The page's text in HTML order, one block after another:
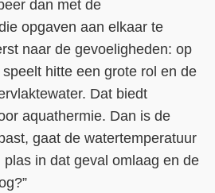
dan met de
opgaven aan elkaar te
naar de gevoeligheden: op
hitte een grote rol en de
Dat biedt
aquathermie. Dan is de
gaat de watertemperatuur
in dat geval omlaag en de